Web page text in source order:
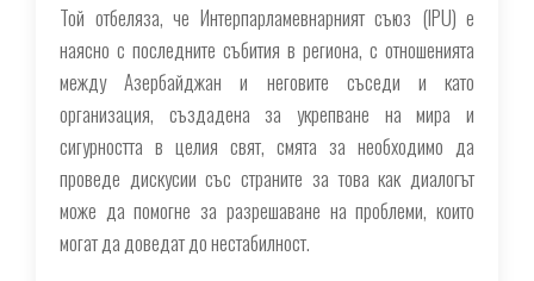
Той отбеляза, че Интерпарламевнарният съюз (IPU) е
наясно с последните събития в региона, с отношенията
между Азербайджан и неговите съседи и като
организация, създадена за укрепване на мира и
сигурността в целия свят, смята за необходимо да
проведе дискусии със страните за това как диалогът
може да помогне за разрешаване на проблеми, които
могат да доведат до нестабилност.